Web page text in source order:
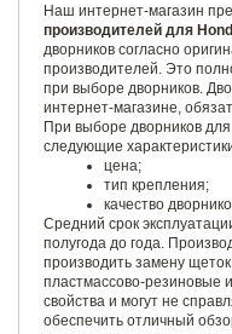
Наш интернет-магазин
производителей для
дворников согласно
производителей. Это
при выборе дворников.
интернет-магазине,
При выборе дворников
следующие
цена;
тип крепления;
качество
Средний срок
полугода до года.
производить замену щеток
пластмассово-резиновые
свойства и могут не
обеспечить отличный